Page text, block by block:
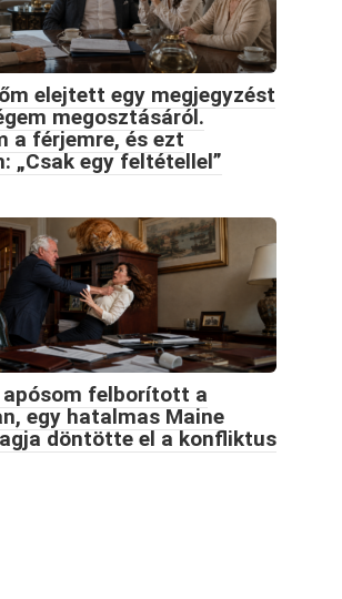
elejtett egy megjegyzést
megosztásáról.
a férjemre, és ezt
„Csak egy feltétellel”
felborított a
egy hatalmas Maine
döntötte el a konfliktus